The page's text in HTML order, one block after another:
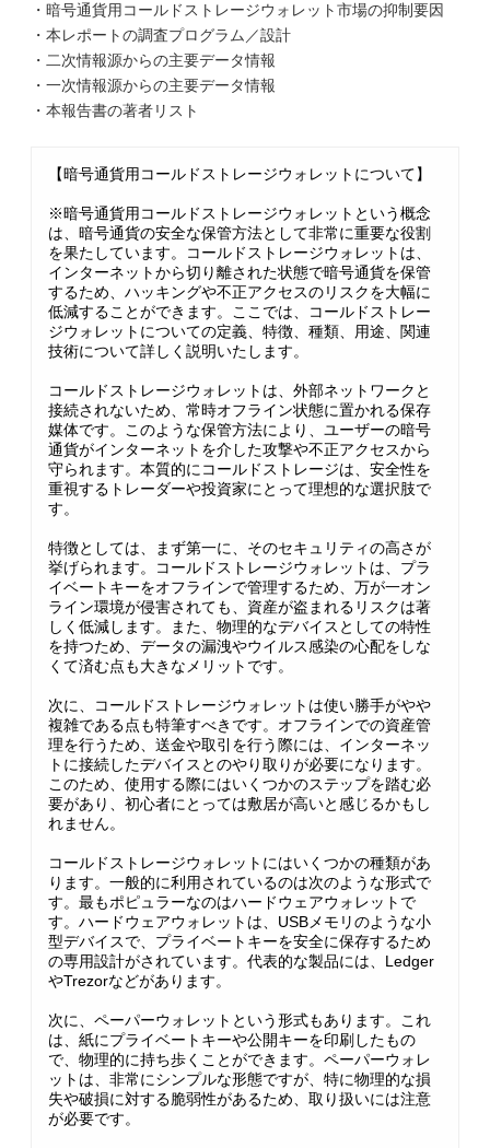
・暗号通貨用コールドストレージウォレット市場の抑制要因
・本レポートの調査プログラム／設計
・二次情報源からの主要データ情報
・一次情報源からの主要データ情報
・本報告書の著者リスト
【暗号通貨用コールドストレージウォレットについて】
※暗号通貨用コールドストレージウォレットという概念
は、暗号通貨の安全な保管方法として非常に重要な役割
を果たしています。コールドストレージウォレットは、
インターネットから切り離された状態で暗号通貨を保管
するため、ハッキングや不正アクセスのリスクを大幅に
低減することができます。ここでは、コールドストレー
ジウォレットについての定義、特徴、種類、用途、関連
技術について詳しく説明いたします。
コールドストレージウォレットは、外部ネットワークと
接続されないため、常時オフライン状態に置かれる保存
媒体です。このような保管方法により、ユーザーの暗号
通貨がインターネットを介した攻撃や不正アクセスから
守られます。本質的にコールドストレージは、安全性を
重視するトレーダーや投資家にとって理想的な選択肢で
す。
特徴としては、まず第一に、そのセキュリティの高さが
挙げられます。コールドストレージウォレットは、プラ
イベートキーをオフラインで管理するため、万が一オン
ライン環境が侵害されても、資産が盗まれるリスクは著
しく低減します。また、物理的なデバイスとしての特性
を持つため、データの漏洩やウイルス感染の心配をしな
くて済む点も大きなメリットです。
次に、コールドストレージウォレットは使い勝手がやや
複雑である点も特筆すべきです。オフラインでの資産管
理を行うため、送金や取引を行う際には、インターネッ
トに接続したデバイスとのやり取りが必要になります。
このため、使用する際にはいくつかのステップを踏む必
要があり、初心者にとっては敷居が高いと感じるかもし
れません。
コールドストレージウォレットにはいくつかの種類があ
ります。一般的に利用されているのは次のような形式で
す。最もポピュラーなのはハードウェアウォレットで
す。ハードウェアウォレットは、USBメモリのような小
型デバイスで、プライベートキーを安全に保存するため
の専用設計がされています。代表的な製品には、Ledger
やTrezorなどがあります。
次に、ペーパーウォレットという形式もあります。これ
は、紙にプライベートキーや公開キーを印刷したもの
で、物理的に持ち歩くことができます。ペーパーウォレ
ットは、非常にシンプルな形態ですが、特に物理的な損
失や破損に対する脆弱性があるため、取り扱いには注意
が必要です。